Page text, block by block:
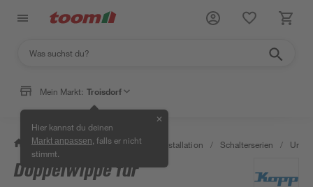
Mein Markt: Troisdorf
Hier kannst du deinen
Markt anpassen , falls er nicht
stimmt.
✕
/ Bauen & Renovieren / Elektroinstallation / Schalterserien /
Doppelwippe für